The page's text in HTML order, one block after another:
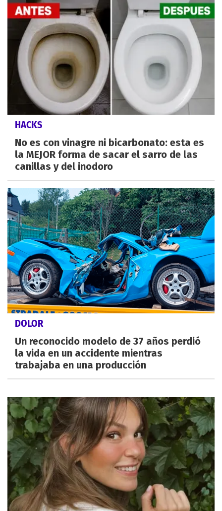
HACKS
No es con vinagre ni bicarbonato: esta es
la MEJOR forma de sacar el sarro de las
canillas y del inodoro
DOLOR
Un reconocido modelo de 37 años perdió
la vida en un accidente mientras
trabajaba en una producción